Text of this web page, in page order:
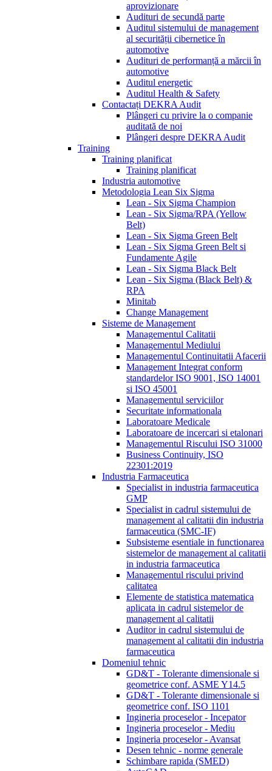
aprovizionare
Audituri de secundă parte
Auditul sistemului de management
al securității cibernetice în
automotive
Audituri de performanță a mărcii în
automotive
Auditul energetic
Auditul Health & Safety
Contactați DEKRA Audit
Plângeri cu privire la o companie
auditată de noi
Plângeri despre DEKRA Audit
Training
Training planificat
Training planificat
Industria automotive
Metodologia Lean Six Sigma
Lean - Six Sigma Champion
Lean - Six Sigma/RPA (Yellow
Belt)
Lean - Six Sigma Green Belt
Lean - Six Sigma Green Belt si
Fundamente Agile
Lean - Six Sigma Black Belt
Lean - Six Sigma (Black Belt) &
RPA
Minitab
Change Management
Sisteme de Management
Managementul Calitatii
Managementul Mediului
Managementul Continuitatii Afacerii
Management Integrat conform
standardelor ISO 9001, ISO 14001
si ISO 45001
Managementul serviciilor
Securitate informationala
Laboratoare Medicale
Laboratoare de incercari si etalonari
Managementul Riscului ISO 31000
Business Continuity, ISO
22301:2019
Industria Farmaceutica
Specialist in industria farmaceutica
GMP
Specialist in cadrul sistemului de
management al calitatii din industria
farmaceutica (SMC-IF)
Subsisteme esentiale in functionarea
sistemelor de management al calitatii
in industria farmaceutica
Managementul riscului privind
calitatea
Elemente de statistica matematica
aplicata in cadrul sistemelor de
management al calitatii
Auditor in cadrul sistemului de
management al calitatii din industria
farmaceutica
Domeniul tehnic
GD&T - Tolerante dimensionale si
geometrice conf. ASME Y14.5
GD&T - Tolerante dimensionale si
geometrice conf. ISO 1101
Ingineria proceselor - Incepator
Ingineria proceselor - Mediu
Ingineria proceselor - Avansat
Desen tehnic - norme generale
Schimbare rapida (SMED)